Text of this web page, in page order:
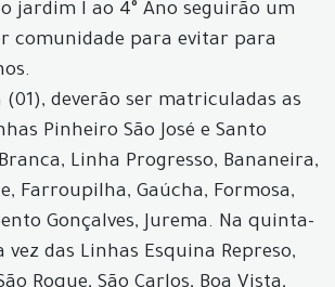
jardim I ao 4° Ano seguirão um
comunidade para evitar para
deverão ser matriculadas as
Pinheiro São José e Santo
Linha Progresso, Bananeira,
Farroupilha, Gaúcha, Formosa,
Gonçalves, Jurema. Na quinta-
das Linhas Esquina Represo,